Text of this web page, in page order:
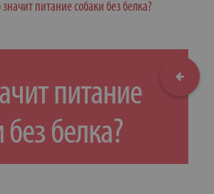
значит питание собаки без белка?
питание
без белка?